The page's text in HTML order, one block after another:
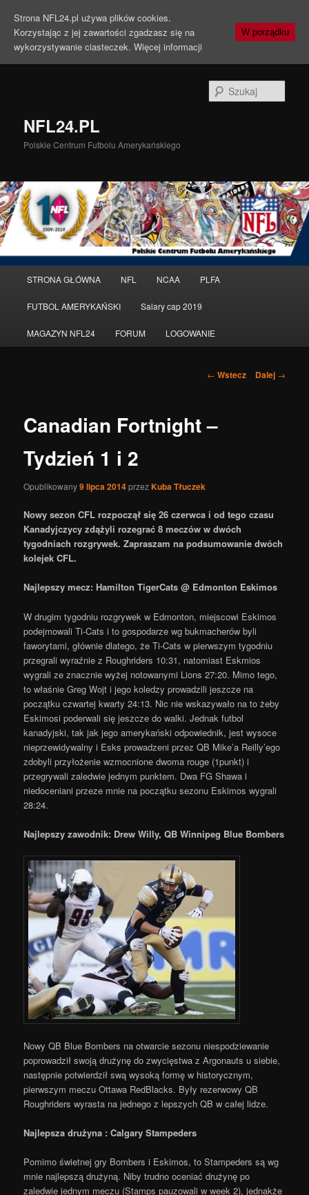
NFL24.PL
Polskie Centrum Futbolu Amerykańskiego
główne
Przeskocz
do
tekstu
STRONA GŁÓWNA NFL NCAA PLFA
FUTBOL AMERYKAŃSKI Salary cap 2019
MAGAZYN NFL24 FORUM LOGOWANIE
Nawigacja
← Wstecz Dalej →
Canadian Fortnight –
Tydzień 1 i 2
Opublikowany9 lipca 2014przezKuba Tłuczek
Nowy sezon CFL rozpoczął się 26 czerwca i od tego czasu
Kanadyjczycy zdążyli rozegrać 8 meczów w dwóch
tygodniach rozgrywek. Zapraszam na podsumowanie dwóch
kolejek CFL.
Najlepszy mecz: Hamilton TigerCats @ Edmonton Eskimos
W drugim tygodniu rozgrywek w Edmonton, miejscowi Eskimos
podejmowali Ti-Cats i to gospodarze wg bukmacherów byli
faworytami, głównie dlatego, że Ti-Cats w pierwszym tygodniu
przegrali wyraźnie z Roughriders 10:31, natomiast Eskmios
wygrali ze znacznie wyżej notowanymi Lions 27:20. Mimo tego,
to właśnie Greg Wojt i jego koledzy prowadzili jeszcze na
początku czwartej kwarty 24:13. Nic nie wskazywało na to żeby
Eskimosi poderwali się jeszcze do walki. Jednak futbol
kanadyjski, tak jak jego amerykański odpowiednik, jest wysoce
nieprzewidywalny i Esks prowadzeni przez QB Mike’a Reilly’ego
zdobyli przyłożenie wzmocnione dwoma rouge (1punkt) i
przegrywali zaledwie jednym punktem. Dwa FG Shawa i
niedoceniani przeze mnie na początku sezonu Eskimos wygrali
28:24.
Najlepszy zawodnik: Drew Willy, QB Winnipeg Blue Bombers
Nowy QB Blue Bombers na otwarcie sezonu niespodziewanie
poprowadził swoją drużynę do zwycięstwa z Argonauts u siebie,
następnie potwierdził swą wysoką formę w historycznym,
pierwszym meczu Ottawa RedBlacks. Były rezerwowy QB
Roughriders wyrasta na jednego z lepszych QB w całej lidze.
Najlepsza drużyna : Calgary Stampeders
Pomimo świetnej gry Bombers i Eskimos, to Stampeders są wg
mnie najlepszą drużyną. Niby trudno oceniać drużynę po
zaledwie jednym meczu (Stamps pauzowali w week 2), jednakże
Strona NFL24.pl używa plików cookies.
Korzystając z jej zawartości zgadzasz się na
wykorzystywanie ciasteczek. Więcej informacji
W porządku